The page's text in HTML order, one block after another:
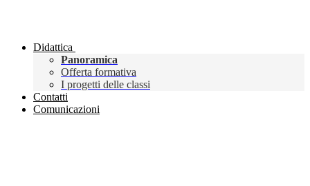
Didattica
Panoramica
Offerta formativa
I progetti delle classi
Contatti
Comunicazioni